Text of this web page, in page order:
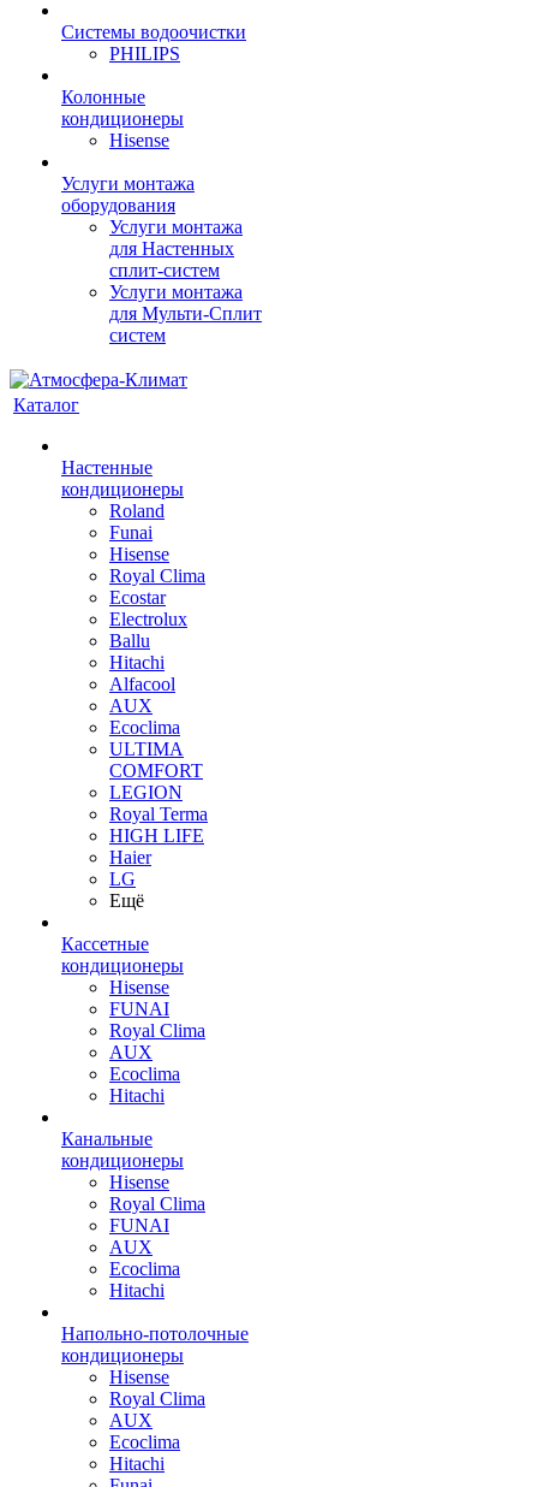
Системы водоочистки
PHILIPS
Колонные
кондиционеры
Hisense
Услуги монтажа
оборудования
Услуги монтажа
для Настенных
сплит-систем
Услуги монтажа
для Мульти-Сплит
систем
Каталог
Настенные
кондиционеры
Roland
Funai
Hisense
Royal Clima
Ecostar
Electrolux
Ballu
Hitachi
Alfacool
AUX
Ecoclima
ULTIMA
COMFORT
LEGION
Royal Terma
HIGH LIFE
Haier
LG
Ещё
Кассетные
кондиционеры
Hisense
FUNAI
Royal Clima
AUX
Ecoclima
Hitachi
Канальные
кондиционеры
Hisense
Royal Clima
FUNAI
AUX
Ecoclima
Hitachi
Напольно-потолочные
кондиционеры
Hisense
Royal Clima
AUX
Ecoclima
Hitachi